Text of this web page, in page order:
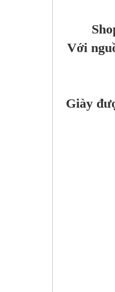
Với
Giày